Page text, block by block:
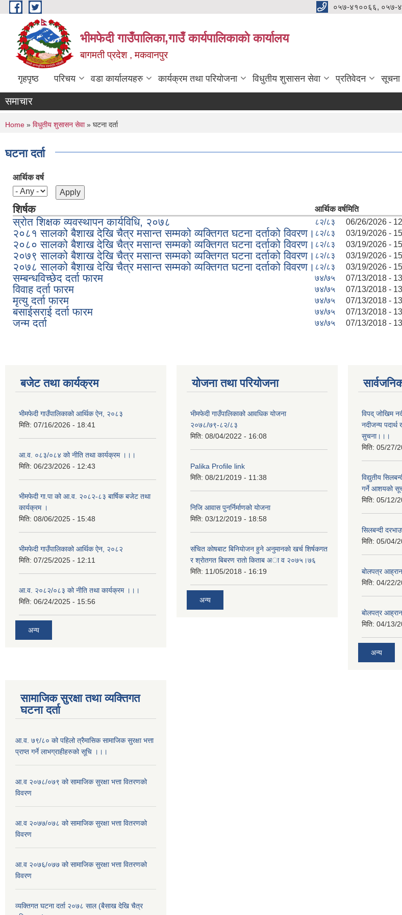
Skip to main content ०५७-४१००६६, ०५७-
भीमफेदी गाउँपालिका,गाउँ कार्यपालिकाकाे कार्यालय
बागमती प्रदेश , मकवानपुर
गृहपृष्ठ परिचय वडा कार्यालयहरु कार्यक्रम तथा परियोजना विधुतीय शुसासन सेवा प्रतिवेदन सूचना
समाचार
You are here
Home » विधुतीय शुसासन सेवा» घटना दर्ता
घटना दर्ता
आर्थिक वर्ष
शिर्षक आर्थिक वर्षमिति
स्रोत शिक्षक व्यवस्थापन कार्यविधि, २०७८ ८२/८३ 06/26/2026 -
२०८१ सालको बैशाख देखि चैत्र मसान्त सम्मको व्यक्तिगत घटना दर्ताको विवरण। ८२/८३ 03/19/2026 -
२०८० सालको बैशाख देखि चैत्र मसान्त सम्मको व्यक्तिगत घटना दर्ताको विवरण। ८२/८३ 03/19/2026 -
२०७९ सालको बैशाख देखि चैत्र मसान्त सम्मको व्यक्तिगत घटना दर्ताको विवरण। ८२/८३ 03/19/2026 -
२०७८ सालको बैशाख देखि चैत्र मसान्त सम्मको व्यक्तिगत घटना दर्ताको विवरण। ८२/८३ 03/19/2026 -
सम्बन्धविच्छेद दर्ता फारम ७४/७५ 07/13/2018 -
विवाह दर्ता फारम ७४/७५ 07/13/2018 -
मृत्यु दर्ता फारम ७४/७५ 07/13/2018 -
बसाईसराई दर्ता फारम ७४/७५ 07/13/2018 -
जन्म दर्ता ७४/७५ 07/13/2018 -
बजेट तथा कार्यक्रम
भीमफेदी गाउँपालिकाको आर्थिक ऐन, २०८३
मिति: 07/16/2026 - 18:41
आ.व. ०८३/०८४ को नीति तथा कार्यक्रम ।।।
मिति: 06/23/2026 - 12:43
भीमफेदी गा.पा को आ.व. २०८२-८३ बार्षिक बजेट तथा
कार्यक्रम ।
मिति: 08/06/2025 - 15:48
भीमफेदी गाउँपालिकाको आर्थिक ऐन, २०८२
मिति: 07/25/2025 - 12:11
आ.व. २०८२/०८३ को नीति तथा कार्यक्रम ।।।
मिति: 06/24/2025 - 15:56
अन्य
योजना तथा परियोजना
भीमफेदी गाउँपालिकाको आवधिक योजना
२०७८/७९-८२/८३
मिति: 08/04/2022 - 16:08
Palika Profile link
मिति: 08/21/2019 - 11:38
निजि आवास पुनर्निर्माणको योजना
मिति: 03/12/2019 - 18:58
संचित काेषबाट बिनियाेजन हुने अनुमानकाे खर्च शिर्षकगत
र श्राेतगत बिबरण राताे किताब अा‍ व २‍०७५।७६
मिति: 11/05/2018 - 16:19
अन्य
विपद् जोखिम
नदीजन्य पदार्थ
सुचना।।।
मिति: 05/27/
विद्युतीय
गर्ने आशयको
मिति: 05/12/
सिलबन्दी
मिति: 05/04/
बोलपत्र
मिति: 04/22/
बोलपत्र
मिति: 04/13/
अन्य
सामाजिक सुरक्षा तथा व्यक्तिगत
घटना दर्ता
आ.व. ७९/८० को पहिलो त्रैमासिक सामाजिक सुरक्षा भत्ता
प्राप्त गर्ने लाभग्राहीहरुको सूचि ।।।
आ.व २०७८/०७९ को सामाजिक सुरक्षा भत्ता वितरणको
विवरण
आ.व २०७७/०७८ को सामाजिक सुरक्षा भत्ता वितरणको
विवरण
आ.व २०७६/०७७ को सामाजिक सुरक्षा भत्ता वितरणको
विवरण
व्यक्तिगत घटना दर्ता २०७८ साल (बैसाख देखि चैत्र